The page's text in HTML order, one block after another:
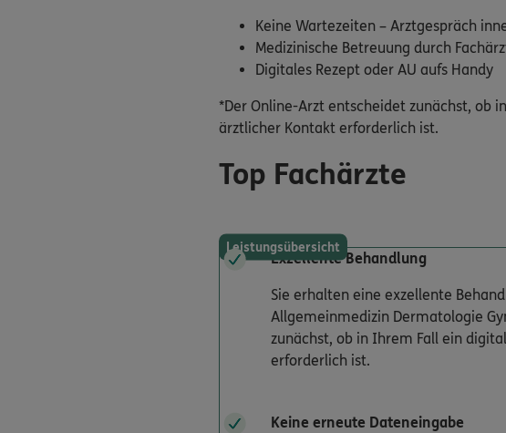
Keine Wartezeiten – Arztgespräch
Medizinische Betreuung durch
Digitales Rezept oder AU aufs Handy
*Der Online-Arzt entscheidet zunächst, ob
ärztlicher Kontakt erforderlich ist.
Top Fachärzte
Leistungsübersicht
Exzellente Behandlung
Sie erhalten eine exzellente
Allgemeinmedizin Dermatologie
zunächst, ob in Ihrem Fall ein
erforderlich ist.
Keine erneute Dateneingabe